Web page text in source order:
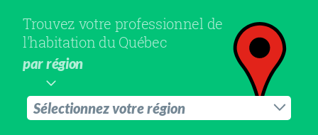
Trouvez votre professionnel de
l'habitation du Québec
par région